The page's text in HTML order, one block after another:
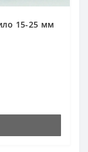
15-25 мм